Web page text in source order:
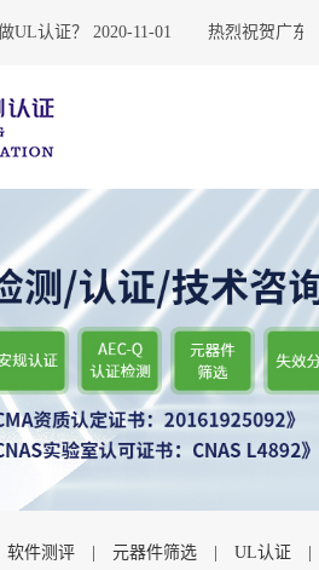
2020-11-01
认证？ 热烈祝贺广东优
软件测评 元器件筛选 UL认证